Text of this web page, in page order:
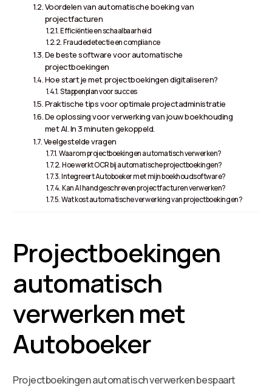
Voordelen van automatische boeking van
projectfacturen
Efficiëntie en schaalbaarheid
Fraudedetectie en compliance
De beste software voor automatische
projectboekingen
Hoe start je met projectboekingen digitaliseren?
Stappenplan voor succes
Praktische tips voor optimale projectadministratie
De oplossing voor verwerking van jouw boekhouding
met AI. In 3 minuten gekoppeld.
Veelgestelde vragen
Waarom projectboekingen automatisch verwerken?
Hoe werkt OCR bij automatische projectboekingen?
Integreert Autoboeker met mijn boekhoudsoftware?
Kan AI handgeschreven projectfacturen verwerken?
Wat kost automatische verwerking van projectboekingen?
Projectboekingen
automatisch
verwerken met
Autoboeker
Projectboekingen automatisch verwerken bespaart